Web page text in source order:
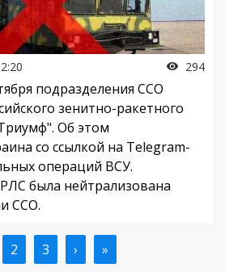
294
подразделения ССО
зенитно-ракетного
Об этом
со ссылкой на Telegram-
операций ВСУ.
была нейтрализована
ССО.
Страница
2 Страница
3 Следующая
страница
› Последняя
страница
»